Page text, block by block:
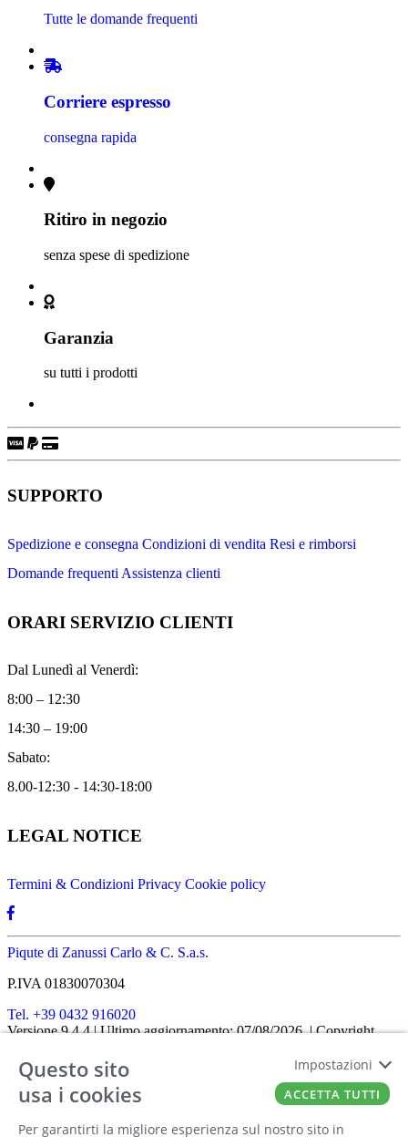
Tutte le domande frequenti
Corriere espresso
consegna rapida
Ritiro in negozio
senza spese di spedizione
Garanzia
su tutti i prodotti
SUPPORTO
Spedizione e consegna Condizioni di vendita Resi e rimborsi
Domande frequenti Assistenza clienti
ORARI SERVIZIO CLIENTI
Dal Lunedì al Venerdì:
8:00 – 12:30
14:30 – 19:00
Sabato:
8.00-12:30 - 14:30-18:00
LEGAL NOTICE
Termini & Condizioni Privacy Cookie policy
Piqute di Zanussi Carlo & C. S.a.s.
P.IVA 01830070304
Tel. +39 0432 916020
Versione 9.4.4 | Ultimo aggiornamento: 07/08/2026 | Copyright
Home| Chi siamo| Approfondimenti
FATTO CON IL
DA EUROBUSINESS
Ciao! Stai usando un browser non più
Questo sito
usa i cookies
Per garantirti la migliore esperienza sul nostro sito in
Impostazioni
ACCETTA TUTTI